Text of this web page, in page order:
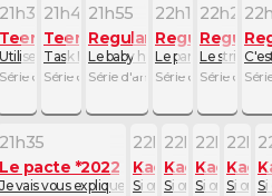
de Gumball
Bizarre de Gumball
Go !
- 15mn
21h35
Teen Titans Go !
Utilise-le ou perds-le
Série d'animation - 10mn
21h45
Teen Titans Go !
Task Force X
Série d'animation - 10mn
21h55
Regular Show
Le baby hockey
Série d'animation - 15mn
22h10
Regular Show
Le pari blond
Série d'animation -
22h20
Regular
Le strike de
Série
21h35
Le pacte *2022
Je vais vous expliquer
22h05
Kaeloo
Si on jouait à la boom
22h12
Kaeloo
Si on jouait à la
22h19
Kaeloo
Si on jouait
Si onSi